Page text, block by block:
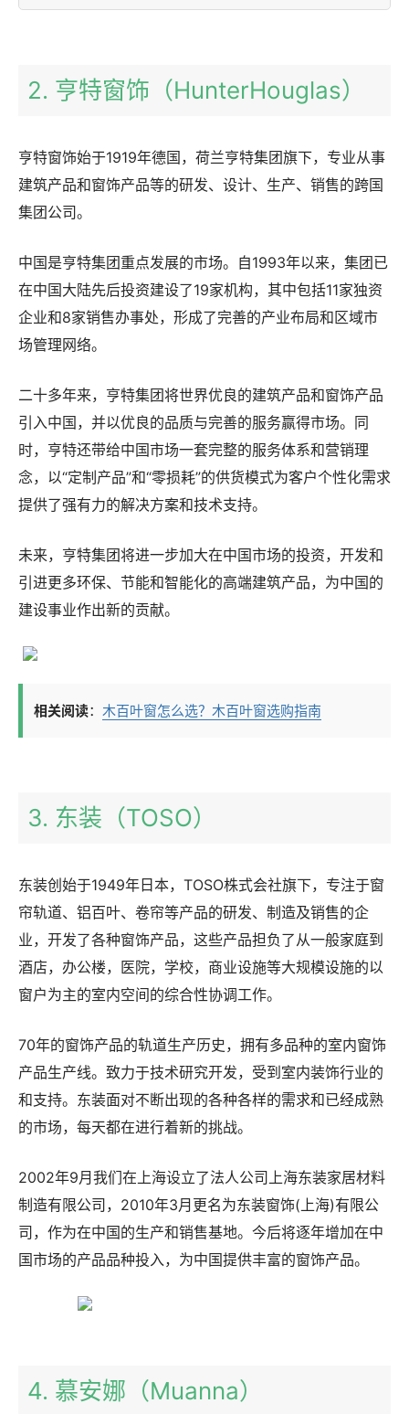
2. 亨特窗饰（HunterHouglas）
亨特窗饰始于1919年德国，荷兰亨特集团旗下，专业从事
建筑产品和窗饰产品等的研发、设计、生产、销售的跨国
集团公司。
中国是亨特集团重点发展的市场。自1993年以来，集团已
在中国大陆先后投资建设了19家机构，其中包括11家独资
企业和8家销售办事处，形成了完善的产业布局和区域市
场管理网络。
二十多年来，亨特集团将世界优良的建筑产品和窗饰产品
引入中国，并以优良的品质与完善的服务赢得市场。同
时，亨特还带给中国市场一套完整的服务体系和营销理
念，以“定制产品”和“零损耗”的供货模式为客户个性化需求
提供了强有力的解决方案和技术支持。
未来，亨特集团将进一步加大在中国市场的投资，开发和
引进更多环保、节能和智能化的高端建筑产品，为中国的
建设事业作出新的贡献。
相关阅读： 木百叶窗怎么选？木百叶窗选购指南
3. 东装（TOSO）
东装创始于1949年日本，TOSO株式会社旗下，专注于窗
帘轨道、铝百叶、卷帘等产品的研发、制造及销售的企
业，开发了各种窗饰产品，这些产品担负了从一般家庭到
酒店，办公楼，医院，学校，商业设施等大规模设施的以
窗户为主的室内空间的综合性协调工作。
70年的窗饰产品的轨道生产历史，拥有多品种的室内窗饰
产品生产线。致力于技术研究开发，受到室内装饰行业的
和支持。东装面对不断出现的各种各样的需求和已经成熟
的市场，每天都在进行着新的挑战。
2002年9月我们在上海设立了法人公司上海东装家居材料
制造有限公司，2010年3月更名为东装窗饰(上海)有限公
司，作为在中国的生产和销售基地。今后将逐年增加在中
国市场的产品品种投入，为中国提供丰富的窗饰产品。
4. 慕安娜（Muanna）